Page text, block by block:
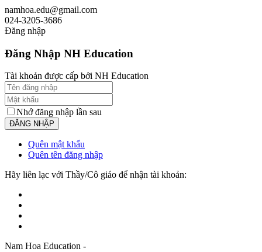
namhoa.edu@gmail.com
024-3205-3686
Đăng nhập
Đăng Nhập NH Education
Tài khoản được cấp bởi NH Education
Nhớ đăng nhập lần sau
Quên mật khẩu
Quên tên đăng nhập
Hãy liên lạc với Thầy/Cô giáo để nhận tài khoản:
Nam Hoa Education -